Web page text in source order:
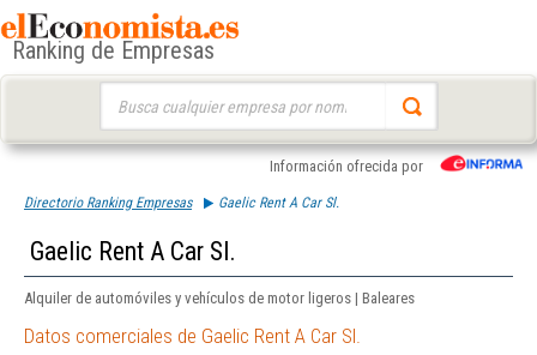
Ranking de Empresas
Información ofrecida por
Directorio Ranking Empresas Gaelic Rent A Car Sl.
Gaelic Rent A Car Sl.
Alquiler de automóviles y vehículos de motor ligeros | Baleares
Datos comerciales de Gaelic Rent A Car Sl.